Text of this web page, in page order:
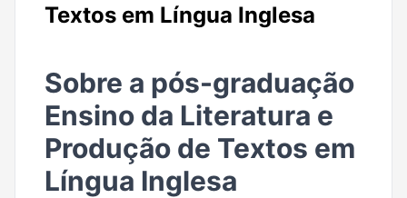
Textos em Língua Inglesa
Sobre a pós-graduação
Ensino da Literatura e
Produção de Textos em
Língua Inglesa